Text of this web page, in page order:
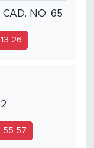
CAD. NO: 65
26
55 57